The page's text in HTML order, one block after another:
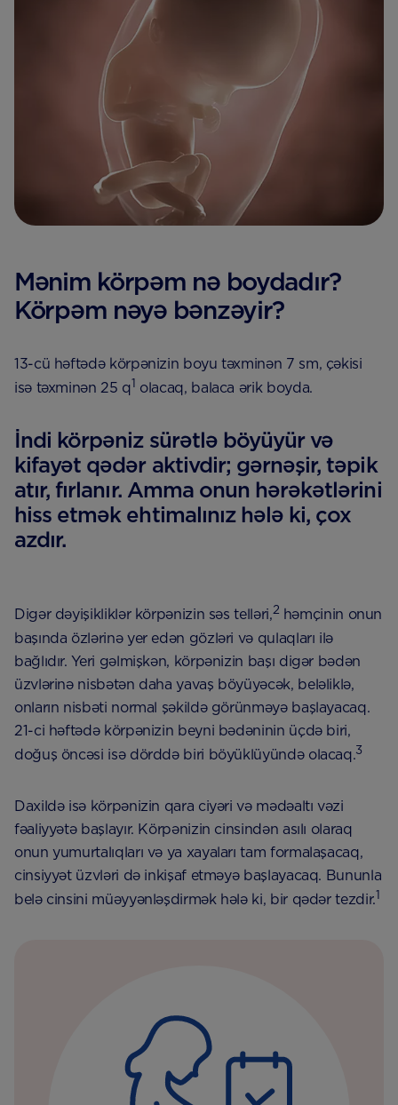
Mənim körpəm nə boydadır?
Körpəm nəyə bənzəyir?
13-cü həftədə körpənizin boyu təxminən 7 sm, çəkisi
isə təxminən 25 q1 olacaq, balaca ərik boyda.
İndi körpəniz sürətlə böyüyür və
kifayət qədər aktivdir; gərnəşir, təpik
atır, fırlanır. Amma onun hərəkətlərini
hiss etmək ehtimalınız hələ ki, çox
azdır.
Digər dəyişikliklər körpənizin səs telləri,2 həmçinin onun
başında özlərinə yer edən gözləri və qulaqları ilə
bağlıdır. Yeri gəlmişkən, körpənizin başı digər bədən
üzvlərinə nisbətən daha yavaş böyüyəcək, beləliklə,
onların nisbəti normal şəkildə görünməyə başlayacaq.
21-ci həftədə körpənizin beyni bədəninin üçdə biri,
doğuş öncəsi isə dörddə biri böyüklüyündə olacaq.3
Daxildə isə körpənizin qara ciyəri və mədəaltı vəzi
fəaliyyətə başlayır. Körpənizin cinsindən asılı olaraq
onun yumurtalıqları və ya xayaları tam formalaşacaq,
cinsiyyət üzvləri də inkişaf etməyə başlayacaq. Bununla
belə cinsini müəyyənləşdirmək hələ ki, bir qədər tezdir.1